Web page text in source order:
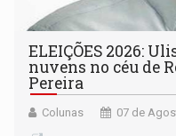
ELEIÇÕES 2026:
nuvens no céu de
Pereira
Colunas 07 de